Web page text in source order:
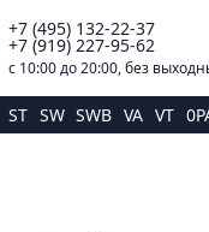
+7 (495) 132-22-37
+7 (919) 227-95-62
с 10:00 до 20:00, без
ST SW SWB VA VT